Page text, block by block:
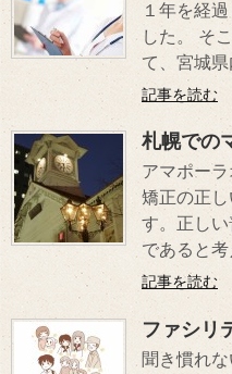
１年を経
した。 そ
て、宮城
記事を読む
札幌での
アマポー
矯正の正
す。正し
であると
記事を読む
ファシリ
聞き慣れ